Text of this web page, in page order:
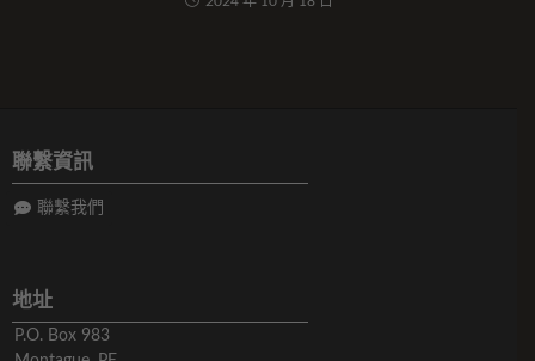
聯繫資訊
聯繫我們
地址
P.O. Box 983